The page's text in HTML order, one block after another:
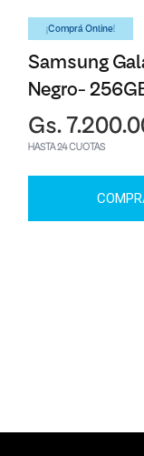
¡Comprá Online!
Samsung
Negro-
Gs.
HASTA 24 CUOTAS